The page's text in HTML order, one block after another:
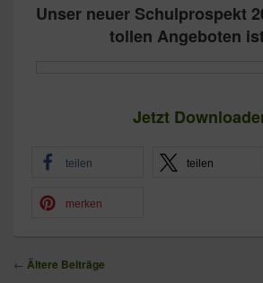
Unser neuer Schulprospekt
tollen Angeboten
Jetzt
teilen teilen
merken
Beitragsnavigation
← Ältere Beiträge